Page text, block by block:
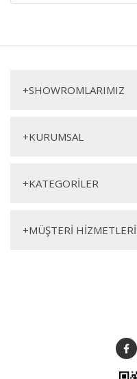
+SHOWROMLARIMIZ
+KURUMSAL
+KATEGORİLER
+MÜŞTERİ HİZMETLERİ